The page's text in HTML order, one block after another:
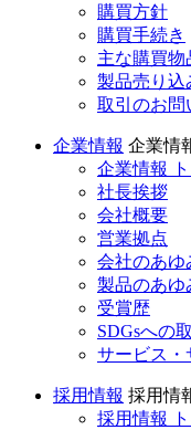
購買方針
購買手続き
主な購買物
製品売り込
取引のお問
企業情報 企業情
企業情報
社長挨拶
会社概要
営業拠点
会社のあゆ
製品のあゆ
受賞歴
SDGsへの
サービス・
採用情報 採用情
採用情報